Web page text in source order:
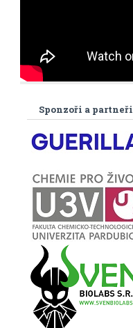
Sponzoři a partneři